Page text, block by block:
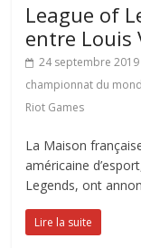
League of
entre Louis
24 septembre 2019
championnat du
Riot Games
La Maison
américaine
Legends, ont
Lire la suite